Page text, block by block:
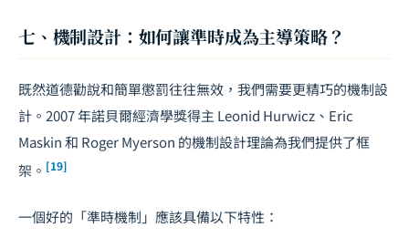
七、機制設計：如何讓準時成為主導策略？
既然道德勸說和簡單懲罰往往無效，我們需要更精巧的機制設
計。2007 年諾貝爾經濟學獎得主 Leonid Hurwicz、Eric
Maskin 和 Roger Myerson 的機制設計理論為我們提供了框
架。 [19]
一個好的「準時機制」應該具備以下特性：